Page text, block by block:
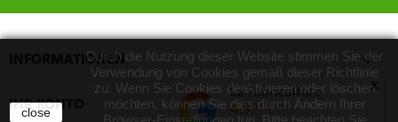
INFORMATIONEN 
IHR KONTO 
close
Durch die Nutzung dieser Website stimmen Sie der
Verwendung von Cookies gemäß dieser Richtlinie
zu. Wenn Sie Cookies deaktivieren oder löschen
möchten, können Sie dies durch Ändern Ihrer
La Fabriculture
4.9
x